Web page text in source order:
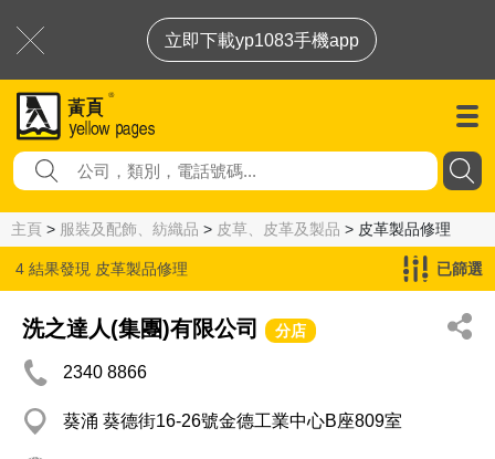
立即下載yp1083手機app
主頁 > 服裝及配飾、紡織品 > 皮草、皮革及製品 > 皮革製品修理
4 結果發現 皮革製品修理 已篩選
洗之達人(集團)有限公司 分店
2340 8866
葵涌 葵德街16-26號金德工業中心B座809室